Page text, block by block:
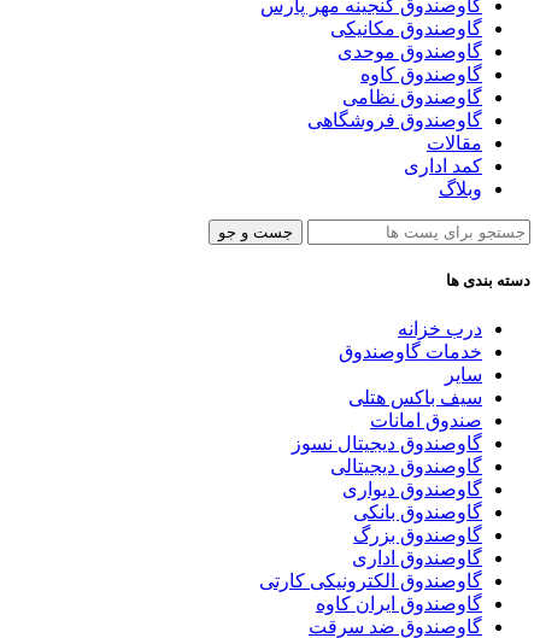
گاوصندوق گنجینه مهر پارس
گاوصندوق مکانیکی
گاوصندوق موحدی
گاوصندوق کاوه
گاوصندوق نظامی
گاوصندوق فروشگاهی
مقالات
کمد اداری
وبلاگ
جست و جو
دسته بندی ها
درب خزانه
خدمات گاوصندوق
سایر
سیف باکس هتلی
صندوق امانات
گاوصندوق دیجیتال نسوز
گاوصندوق دیجیتالی
گاوصندوق دیواری
گاوصندوق بانکی
گاوصندوق بزرگ
گاوصندوق اداری
گاوصندوق الکترونیکی کارتی
گاوصندوق ایران کاوه
گاوصندوق ضد سرقت